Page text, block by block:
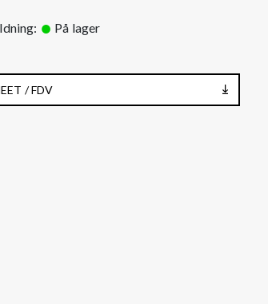
På lager
/ FDV